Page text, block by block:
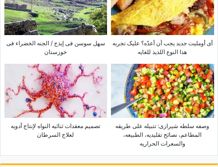
أی أوملیت جدید یجب أن أعدّه؟ علیک تجربه
هذا النوع اللذیذ للغایه
سهل سوسن فی إیذج / الجنه الخضراء فی
خوزستان
وصفه سلطه شیرازی: تتبیله على طریقه
المطاعم، نصائح تقلیدیه، الطبیعه،
والسعرات الحراریه
تصمیم معقدات ثنائیه النواه لإنتاج أدویه
لعلاج السرطان